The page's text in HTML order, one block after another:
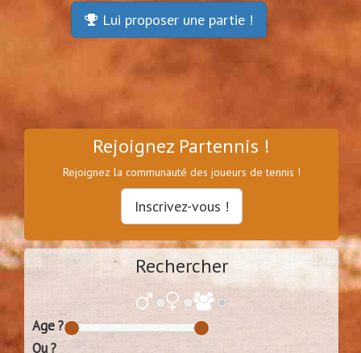
Lui proposer une partie !
Rejoignez Partennis !
Rejoignez la communauté des joueurs de tennis !
Inscrivez-vous !
Rechercher
Age ?
Ou ?